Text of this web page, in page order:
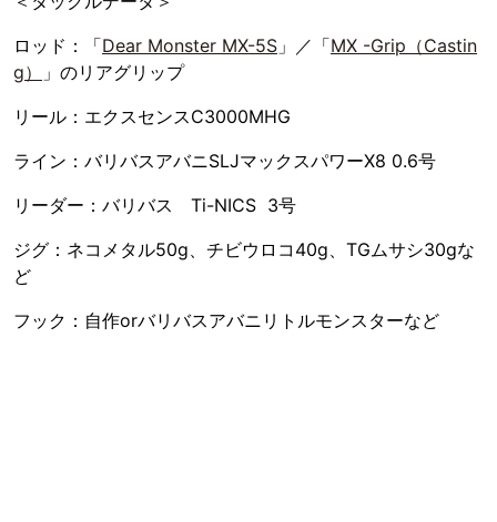
ロッド：「Dear Monster MX-5S 」／「MX -Grip（Castin
g）
」のリアグリップ
リール：エクスセンスC3000MHG
ライン：バリバスアバニSLJマックスパワーX8 0.6号
リーダー：バリバス Ti-NICS 3号
ジグ：ネコメタル50g、チビウロコ40g、TGムサシ30gな
ど
フック：自作orバリバスアバニリトルモンスターなど